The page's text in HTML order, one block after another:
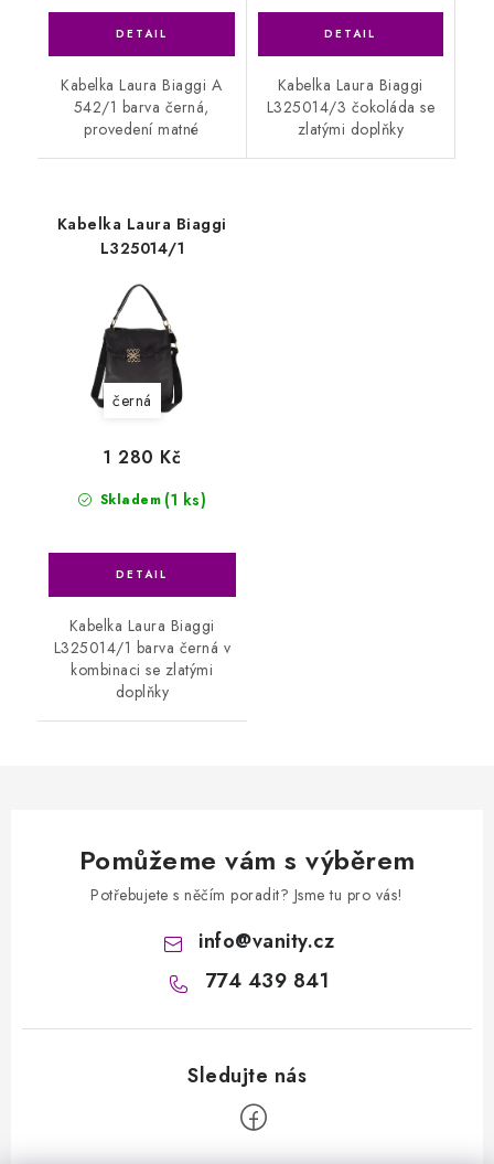
Kabelka Laura Biaggi A
542/1 barva černá,
provedení matné
Kabelka Laura Biaggi
L325014/3 čokoláda se
zlatými doplňky
Kabelka Laura Biaggi
L325014/1
černá
Skladem (1 ks)
1 280 Kč
Kabelka Laura Biaggi
L325014/1 barva černá v
kombinaci se zlatými
doplňky
Pomůžeme vám s výběrem
Potřebujete s něčím poradit? Jsme tu pro vás!
info@vanity.cz
774 439 841